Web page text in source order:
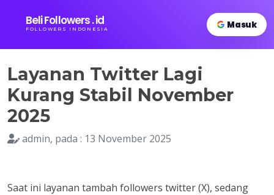
Beli Followers . id
FOLLOWERS INDONESIA Masuk
Layanan Twitter Lagi
Kurang Stabil November
2025
admin, pada : 13 November 2025
Saat ini layanan tambah followers twitter (X), sedang